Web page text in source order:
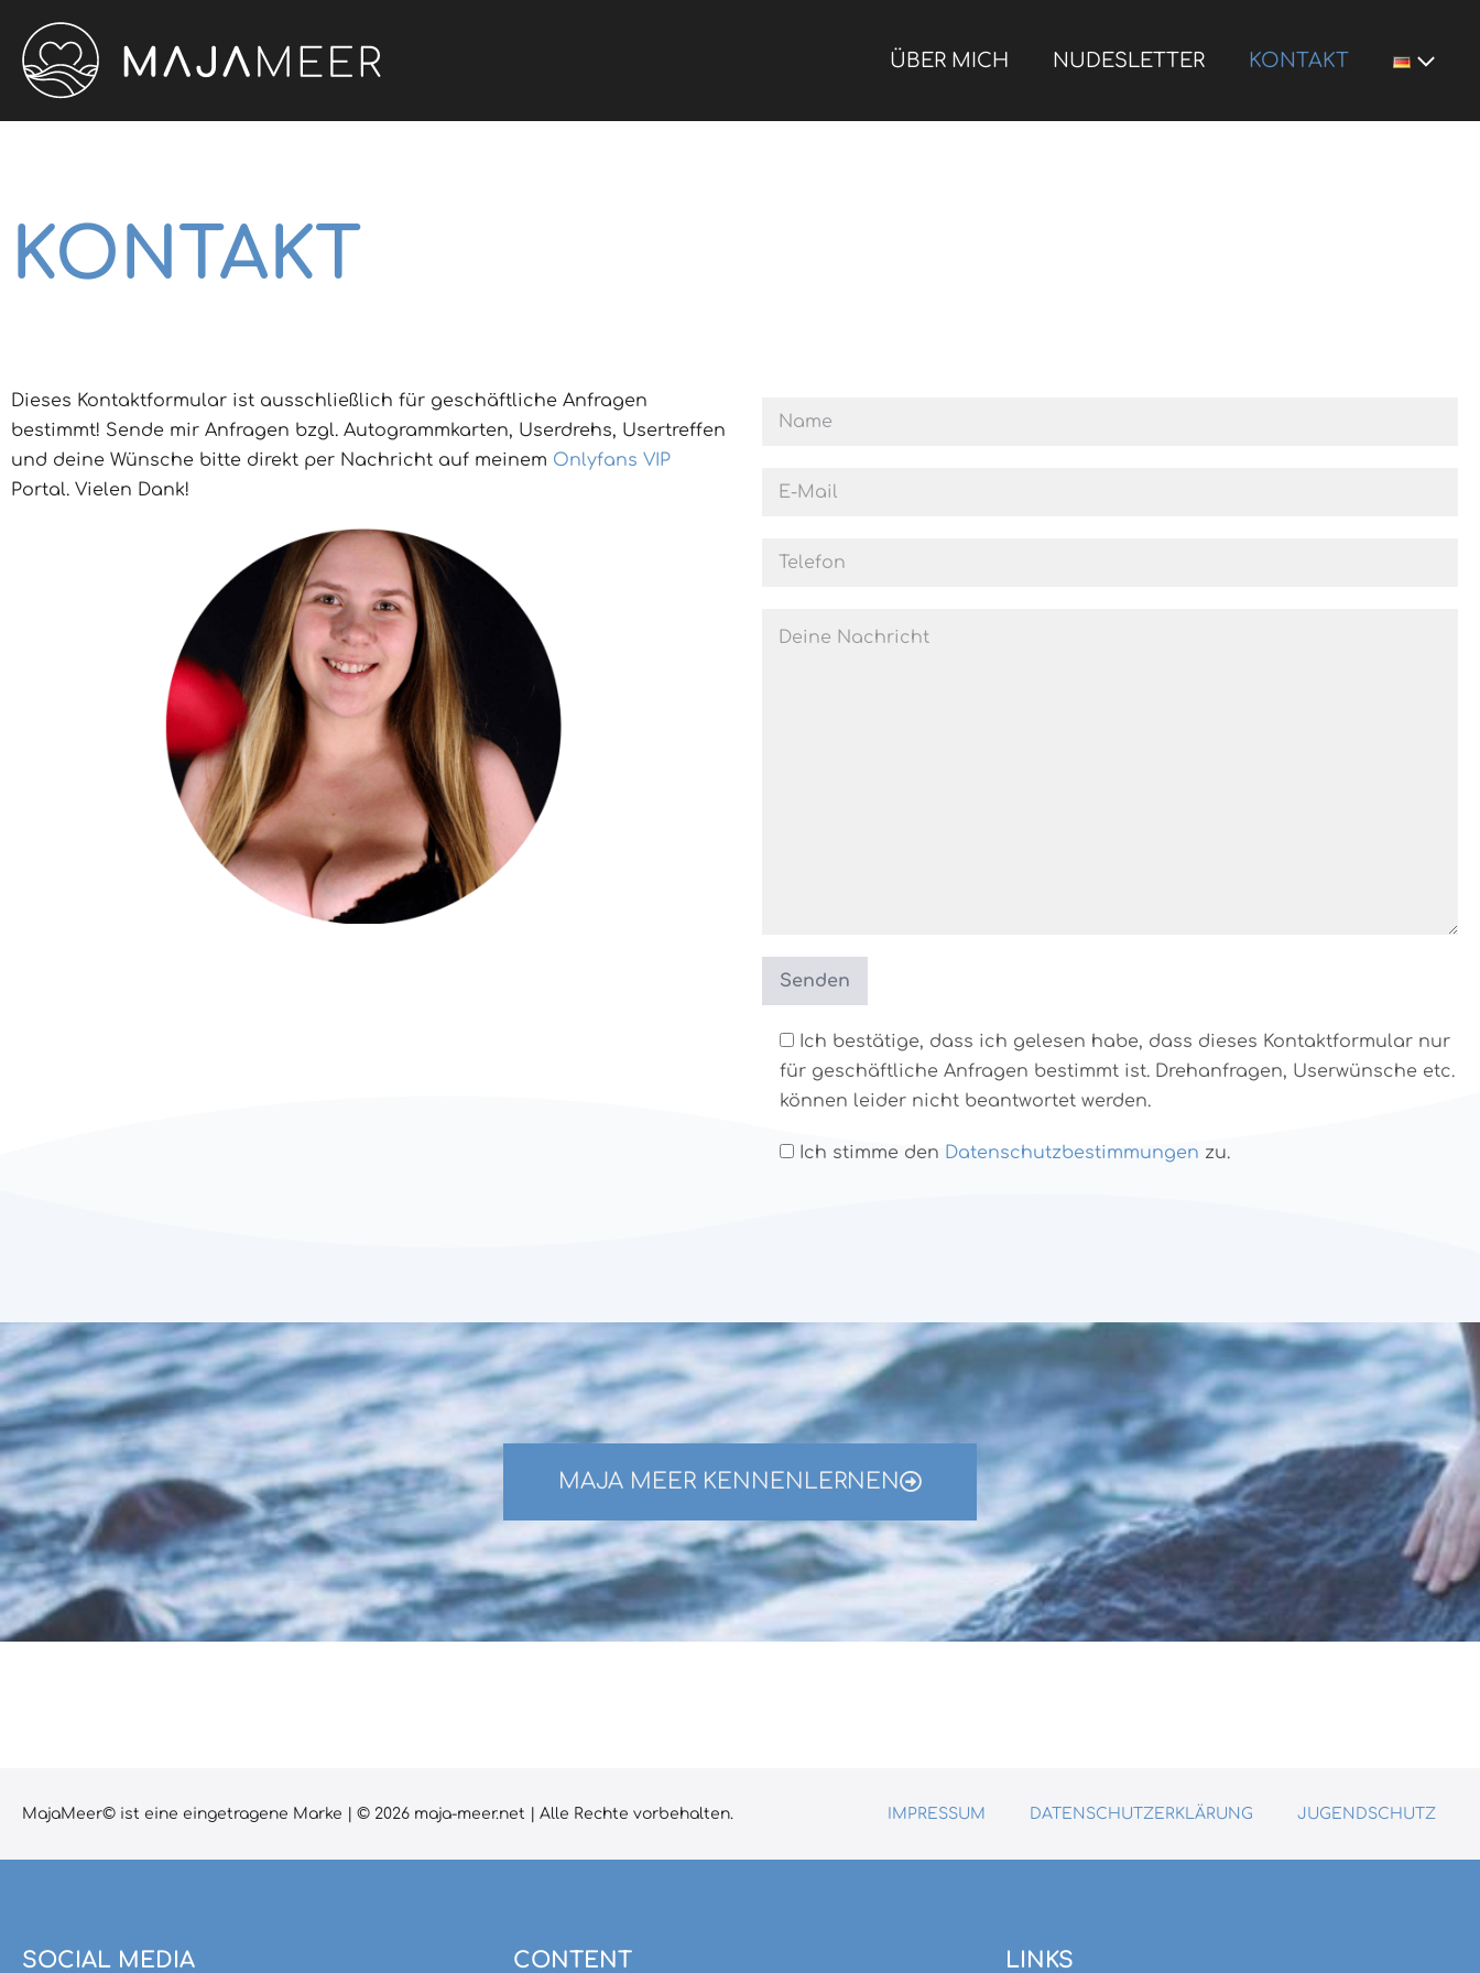
ÜBER MICH NUDESLETTER KONTAKT
KONTAKT
Dieses Kontaktformular ist ausschließlich für geschäftliche Anfragen
bestimmt! Sende mir Anfragen bzgl. Autogrammkarten, Userdrehs, Usertreffen
und deine Wünsche bitte direkt per Nachricht auf meinem Onlyfans VIP
Portal. Vielen Dank!
Ich bestätige, dass ich gelesen habe, dass dieses Kontaktformular nur
für geschäftliche Anfragen bestimmt ist. Drehanfragen, Userwünsche etc.
können leider nicht beantwortet werden.
Ich stimme den Datenschutzbestimmungen zu.
MAJA MEER KENNENLERNEN
MajaMeer© ist eine eingetragene Marke | © 2026 maja-meer.net | Alle Rechte vorbehalten. IMPRESSUM DATENSCHUTZERKLÄRUNG JUGENDSCHUTZ
SOCIAL MEDIA CONTENT LINKS